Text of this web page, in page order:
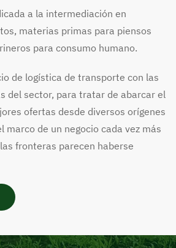
a la intermediación en
materias primas para piensos
para consumo humano.
de logística de transporte con las
del sector, para tratar de abarcar el
ofertas desde diversos orígenes
marco de un negocio cada vez más
fronteras parecen haberse